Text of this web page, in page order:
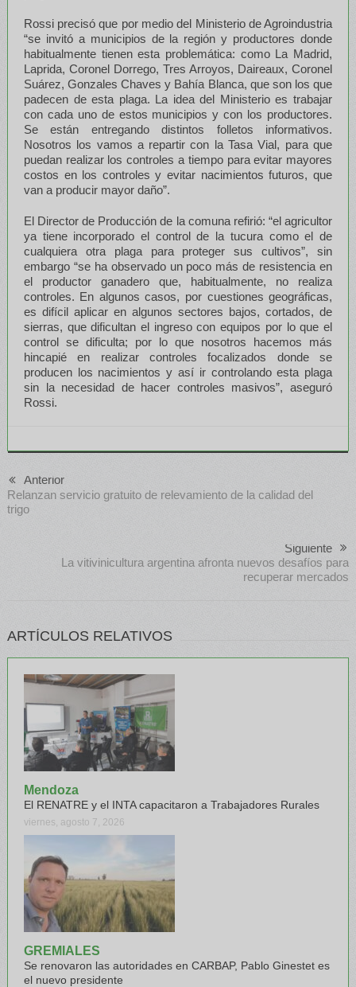
Rossi precisó que por medio del Ministerio de Agroindustria
“se invitó a municipios de la región y productores donde
habitualmente tienen esta problemática: como La Madrid,
Laprida, Coronel Dorrego, Tres Arroyos, Daireaux, Coronel
Suárez, Gonzales Chaves y Bahía Blanca, que son los que
padecen de esta plaga. La idea del Ministerio es trabajar
con cada uno de estos municipios y con los productores.
Se están entregando distintos folletos informativos.
Nosotros los vamos a repartir con la Tasa Vial, para que
puedan realizar los controles a tiempo para evitar mayores
costos en los controles y evitar nacimientos futuros, que
van a producir mayor daño”.
El Director de Producción de la comuna refirió: “el agricultor
ya tiene incorporado el control de la tucura como el de
cualquiera otra plaga para proteger sus cultivos”, sin
embargo “se ha observado un poco más de resistencia en
el productor ganadero que, habitualmente, no realiza
controles. En algunos casos, por cuestiones geográficas,
es difícil aplicar en algunos sectores bajos, cortados, de
sierras, que dificultan el ingreso con equipos por lo que el
control se dificulta; por lo que nosotros hacemos más
hincapié en realizar controles focalizados donde se
producen los nacimientos y así ir controlando esta plaga
sin la necesidad de hacer controles masivos”, aseguró
Rossi.
Anterior
Relanzan servicio gratuito de relevamiento de la calidad del
trigo
Siguiente
La vitivinicultura argentina afronta nuevos desafíos para
recuperar mercados
ARTÍCULOS RELATIVOS
Mendoza
El RENATRE y el INTA capacitaron a Trabajadores Rurales
viernes, agosto 7, 2026
GREMIALES
Se renovaron las autoridades en CARBAP, Pablo Ginestet es
el nuevo presidente